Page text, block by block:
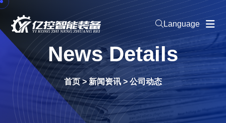
Language
News Details
首页>新闻资讯>公司动态